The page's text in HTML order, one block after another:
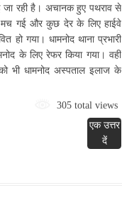
रही है। अचानक हुए पथराव से
मच गई और कुछ देर के लिए हाईवे
हो गया। धामनोद थाना प्रभारी
के लिए रेफर किया गया। वहीं
भी धामनोद अस्पताल इलाज के
305 total views
एक उत्तर
दें